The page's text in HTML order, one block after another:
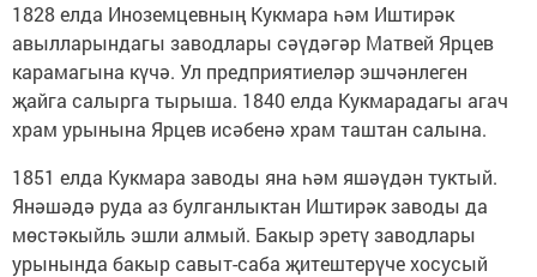
1828 елда Иноземцевның Кукмара һәм Иштирәк
авылларындагы заводлары сәүдәгәр Матвей Ярцев
карамагына күчә. Ул предприятиеләр эшчәнлеген
җайга салырга тырыша. 1840 елда Кукмарадагы агач
храм урынына Ярцев исәбенә храм таштан салына.
1851 елда Кукмара заводы яна һәм яшәүдән туктый.
Янәшәдә руда аз булганлыктан Иштирәк заводы да
мөстәкыйль эшли алмый. Бакыр эретү заводлары
урынында бакыр савыт-саба җитештерүче хосусый